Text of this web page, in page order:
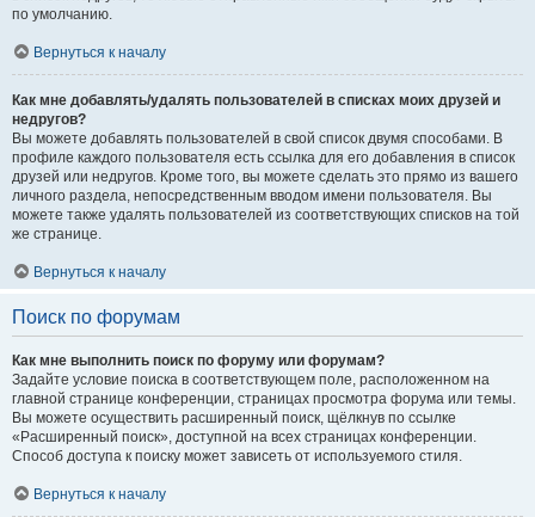
по умолчанию.
Вернуться к началу
Как мне добавлять/удалять пользователей в списках моих друзей и
недругов?
Вы можете добавлять пользователей в свой список двумя способами. В
профиле каждого пользователя есть ссылка для его добавления в список
друзей или недругов. Кроме того, вы можете сделать это прямо из вашего
личного раздела, непосредственным вводом имени пользователя. Вы
можете также удалять пользователей из соответствующих списков на той
же странице.
Вернуться к началу
Поиск по форумам
Как мне выполнить поиск по форуму или форумам?
Задайте условие поиска в соответствующем поле, расположенном на
главной странице конференции, страницах просмотра форума или темы.
Вы можете осуществить расширенный поиск, щёлкнув по ссылке
«Расширенный поиск», доступной на всех страницах конференции.
Способ доступа к поиску может зависеть от используемого стиля.
Вернуться к началу